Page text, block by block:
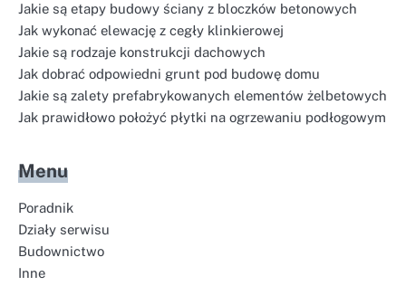
Jakie są etapy budowy ściany z bloczków betonowych
Jak wykonać elewację z cegły klinkierowej
Jakie są rodzaje konstrukcji dachowych
Jak dobrać odpowiedni grunt pod budowę domu
Jakie są zalety prefabrykowanych elementów żelbetowych
Jak prawidłowo położyć płytki na ogrzewaniu podłogowym
Menu
Poradnik
Działy serwisu
Budownictwo
Inne